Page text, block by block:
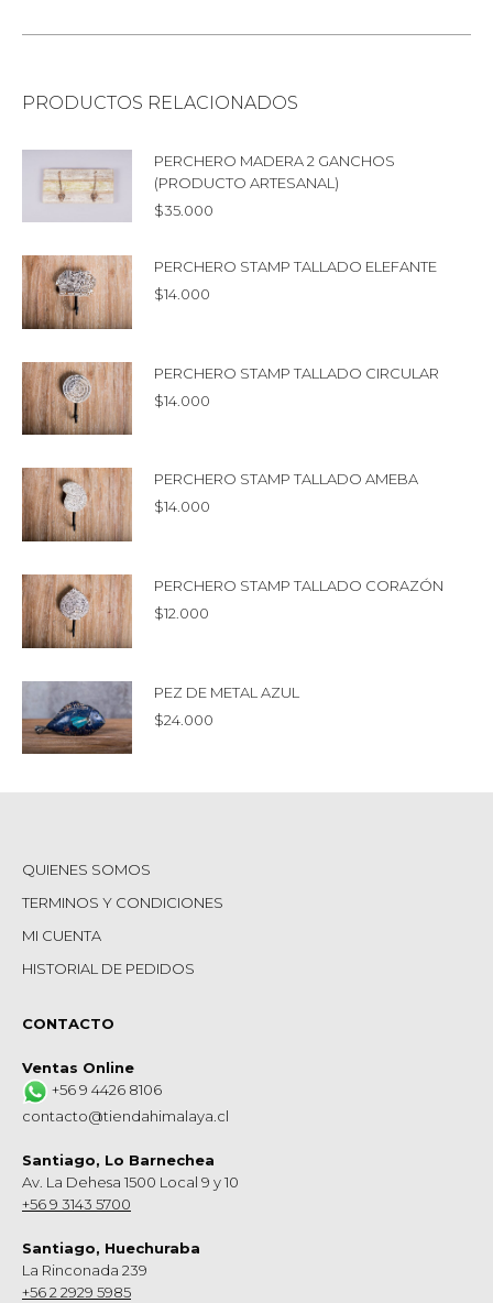
PRODUCTOS RELACIONADOS
PERCHERO MADERA 2 GANCHOS
(PRODUCTO ARTESANAL)
$35.000
PERCHERO STAMP TALLADO ELEFANTE
$14.000
PERCHERO STAMP TALLADO CIRCULAR
$14.000
PERCHERO STAMP TALLADO AMEBA
$14.000
PERCHERO STAMP TALLADO CORAZÓN
$12.000
PEZ DE METAL AZUL
$24.000
QUIENES SOMOS
TERMINOS Y CONDICIONES
MI CUENTA
HISTORIAL DE PEDIDOS
CONTACTO
Ventas Online
+56 9 4426 8106
contacto@tiendahimalaya.cl
Santiago, Lo Barnechea
Av. La Dehesa 1500 Local 9 y 10
+56 9 3143 5700
Santiago, Huechuraba
La Rinconada 239
+56 2 2929 5985